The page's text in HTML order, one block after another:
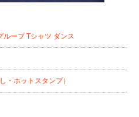
ループ Tシャツ ダンス
・ホットスタンプ）